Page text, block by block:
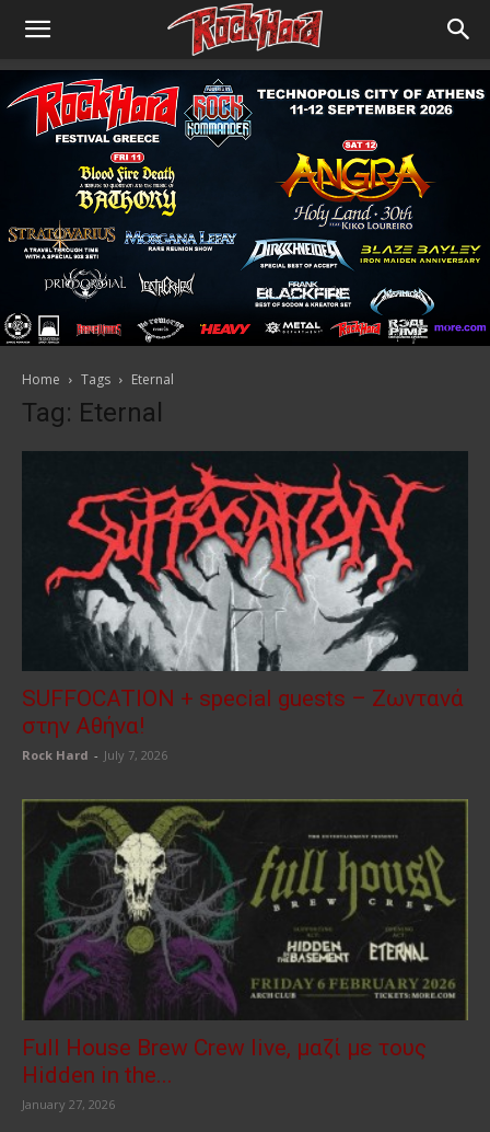
Home Tags Eternal
Tag: Eternal
SUFFOCATION + special guests – Ζωντανά
στην Αθήνα!
Rock Hard - July 7, 2026
Full House Brew Crew live, μαζί με τους
Hidden in the...
January 27, 2026